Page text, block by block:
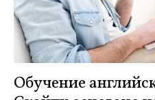
Обучение